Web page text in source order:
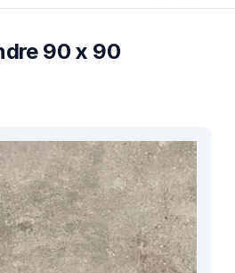
90 x 90